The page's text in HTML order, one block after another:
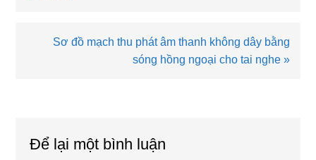
Bài
Sơ đồ mạch thu phát âm thanh không dây bằng
sóng hồng ngoại cho tai nghe »
Để lại một bình luận